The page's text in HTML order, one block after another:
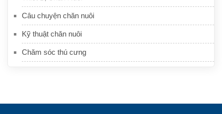
Câu chuyện chăn nuôi
Kỹ thuật chăn nuôi
Chăm sóc thú cưng